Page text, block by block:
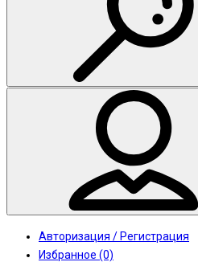
Авторизация / Регистрация
Избранное (0)